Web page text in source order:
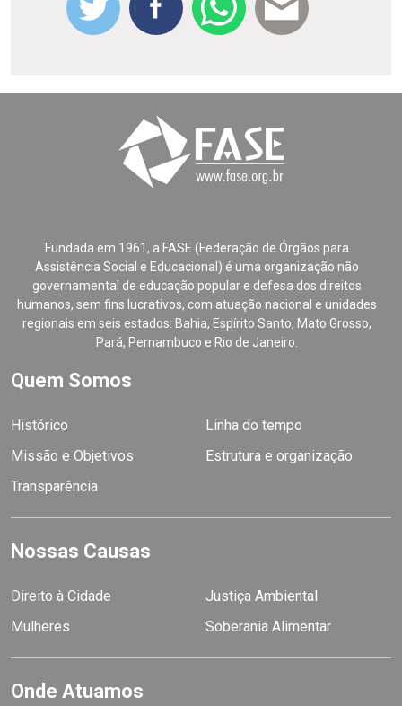
Fundada em 1961, a FASE (Federação de Órgãos para
Assistência Social e Educacional) é uma organização não
governamental de educação popular e defesa dos direitos
humanos, sem fins lucrativos, com atuação nacional e unidades
regionais em seis estados: Bahia, Espírito Santo, Mato Grosso,
Pará, Pernambuco e Rio de Janeiro.
Quem Somos
Histórico
Linha do tempo
Missão e Objetivos
Estrutura e organização
Transparência
Nossas Causas
Direito à Cidade
Justiça Ambiental
Mulheres
Soberania Alimentar
Onde Atuamos